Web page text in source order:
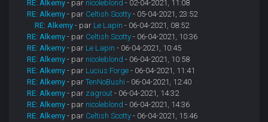
RE: Alkemy - par nicoleblond - 02-04-2021, 11:08
RE: Alkemy - par Celtish Scotty - 05-04-2021, 23:52
RE: Alkemy - par Le Lapin - 06-04-2021, 08:52
RE: Alkemy - par Celtish Scotty - 06-04-2021, 10:36
RE: Alkemy - par Le Lapin - 06-04-2021, 10:45
RE: Alkemy - par nicoleblond - 06-04-2021, 10:58
RE: Alkemy - par Lucius Forge - 06-04-2021, 11:41
RE: Alkemy - parTenNoBushi - 06-04-2021, 12:40
RE: Alkemy - par zagrout - 06-04-2021, 14:32
RE: Alkemy - par nicoleblond - 06-04-2021, 14:36
RE: Alkemy - par Celtish Scotty - 06-04-2021, 15:46